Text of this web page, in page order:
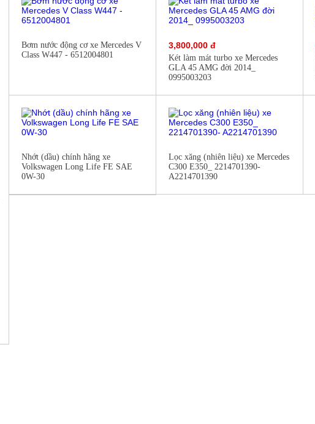
Bơm nước động cơ xe Mercedes V
Class W447 - 6512004801
3,800,000 đ
Két làm mát turbo xe Mercedes
GLA 45 AMG đời 2014_
0995003203
Nhớt (dầu) chính hãng xe
Volkswagen Long Life FE SAE
0W-30
Lọc xăng (nhiên liệu) xe Mercedes
C300 E350_ 2214701390-
A2214701390